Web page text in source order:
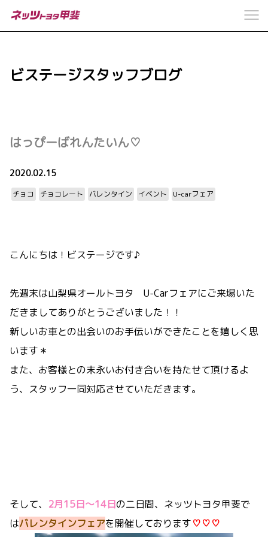
ビステージスタッフブログ
はっぴーばれんたいん♡
2020.02.15
チョコ チョコレート バレンタイン イベント U-carフェア
こんにちは！ビステージです♪
先週末は山梨県オールトヨタ U-Carフェアにご来場いた
だきましてありがとうございました！！
新しいお車との出会いのお手伝いができたことを嬉しく思
います＊
また、お客様との末永いお付き合いを持たせて頂けるよ
う、スタッフ一同対応させていただきます。
そして、 2月15日～14日の二日間、ネッツトヨタ甲斐で
はバレンタインフェアを開催しております♡♡♡